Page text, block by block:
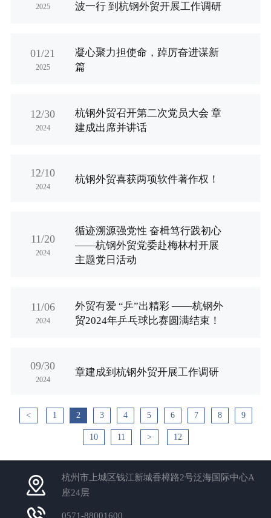
2025
波一行 到杭钢外贸开展工作调研
01/21
2025
凝心聚力担使命，踔厉奋进谋新
篇
12/30
2024
杭钢外贸召开第二次党员大会 章
建成出席并讲话
12/10
2024
杭钢外贸喜获两项软件著作权！
11/20
2024
循迹溯源强党性 奋楫笃行践初心
——杭钢外贸党委赴梅林村开展
主题党日活动
11/06
2024
外贸有爱 “乒”出精彩 ——杭钢外
贸2024年乒乓球比赛圆满结束！
09/30
2024
章建成到杭钢外贸开展工作调研
< 1 2 3 4 5 6 7 8 9
10 11 > 12
杭州市上城区钱江新城香樟路2号泛海国际中心A
座24层
0571-88001600